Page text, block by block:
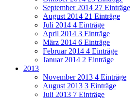
September 2014 27 Einträge
August 2014 21 Einträge
Juli 2014 4 Einträge
April 2014 3 Einträge
März 2014 6 Einträge
Februar 2014 4 Einträge
Januar 2014 2 Einträge
2013
November 2013 4 Einträge
August 2013 3 Einträge
Juli 2013 7 Einträge